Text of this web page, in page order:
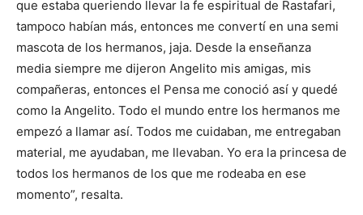
que estaba queriendo llevar la fe espiritual de Rastafari,
tampoco habían más, entonces me convertí en una semi
mascota de los hermanos, jaja. Desde la enseñanza
media siempre me dijeron Angelito mis amigas, mis
compañeras, entonces el Pensa me conoció así y quedé
como la Angelito. Todo el mundo entre los hermanos me
empezó a llamar así. Todos me cuidaban, me entregaban
material, me ayudaban, me llevaban. Yo era la princesa de
todos los hermanos de los que me rodeaba en ese
momento”, resalta.